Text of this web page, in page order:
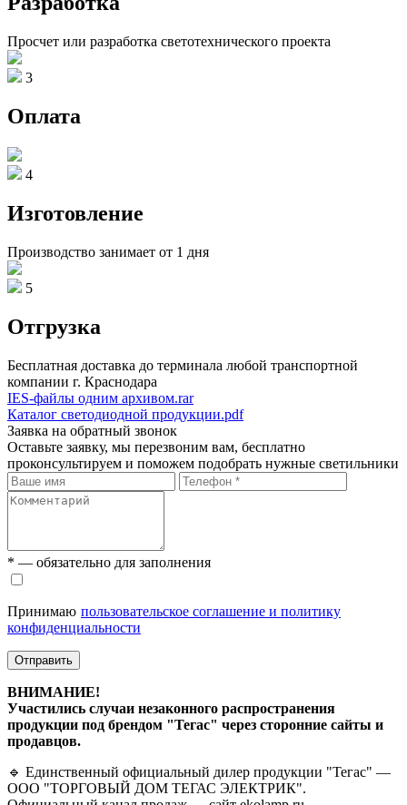
Просчет или разработка светотехнического проекта
3
Оплата
4
Изготовление
Производство занимает от 1 дня
5
Отгрузка
Бесплатная доставка до терминала любой транспортной
компании г. Краснодара
IES-файлы одним архивом.rar
Каталог светодиодной продукции.pdf
Заявка на обратный звонок
Оставьте заявку, мы перезвоним вам, бесплатно
проконсультируем и поможем подобрать нужные светильники
* — обязательно для заполнения
Принимаю пользовательское соглашение и политику
конфиденциальности
Отправить
ВНИМАНИЕ!
Участились случаи незаконного распространения
продукции под брендом "Тегас" через сторонние сайты и
продавцов.
🔹 Единственный официальный дилер продукции "Тегас" —
ООО "ТОРГОВЫЙ ДОМ ТЕГАС ЭЛЕКТРИК".